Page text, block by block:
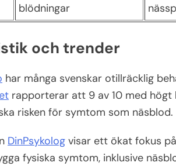
blödningar
och trender
har många svenskar otillräcklig
rapporterar att 9 av 10 med
risken för symtom som näsblod.
DinPsykolog visar ett ökat fokus
fysiska symtom, inklusive